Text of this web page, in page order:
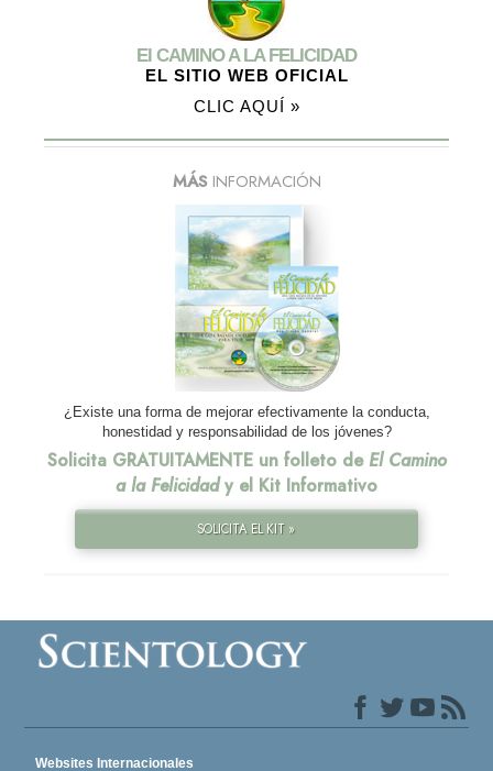
El CAMINO A LA FELICIDAD
EL SITIO WEB OFICIAL
CLIC AQUÍ »
MÁSINFORMACIÓN
¿Existe una forma de mejorar efectivamente la conducta,
honestidad y responsabilidad de los jóvenes?
Solicita GRATUITAMENTE un folleto de El Camino
a la Felicidady el Kit Informativo
SOLICITA EL KIT »
Websites Internacionales